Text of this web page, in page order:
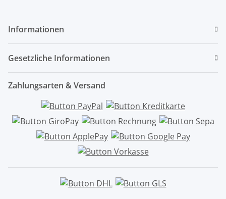
Informationen
Gesetzliche Informationen
Zahlungsarten & Versand